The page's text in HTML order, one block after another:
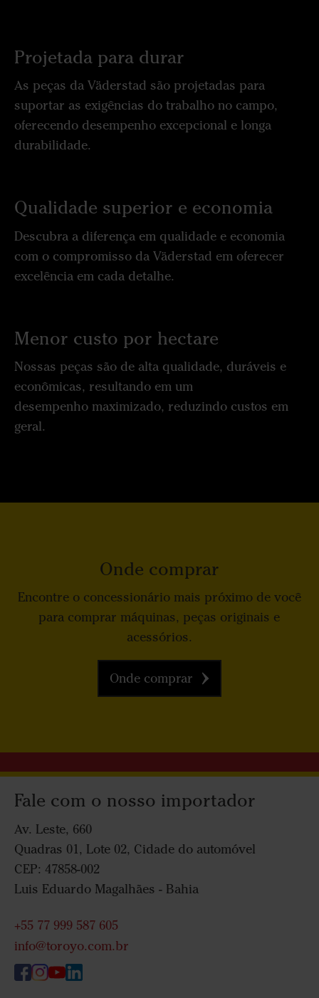
Projetada para durar
As peças da Väderstad são projetadas para
suportar as exigências do trabalho no campo,
oferecendo desempenho excepcional e longa
durabilidade.
Qualidade superior e economia
Descubra a diferença em qualidade e economia
com o compromisso da Väderstad em oferecer
excelência em cada detalhe.
Menor custo por hectare
Nossas peças são de alta qualidade, duráveis e
econômicas, resultando em um
desempenho maximizado, reduzindo custos em
geral.
Onde comprar
Encontre o concessionário mais próximo de você
para comprar máquinas, peças originais e
acessórios.
Onde comprar
Fale com o nosso importador
Av. Leste, 660
Quadras 01, Lote 02, Cidade do automóvel
CEP: 47858-002
Luis Eduardo Magalhães - Bahia
+55 77 999 587 605
info@toroyo.com.br